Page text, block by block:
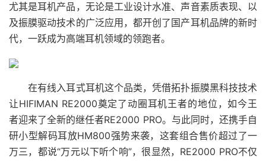
尤其是耳机产品，无论是工业设计水准、声音素质表现、以
及振膜驱动技术的广泛应用，都开创了国产耳机品牌的新时
代，一跃成为高端耳机领域的领跑者。
在有线入耳式耳机这个品类，凭借拓扑振膜黑科技技术
让HIFIMAN RE2000奠定了动圈耳机王者的地位，如今王
者迎来了全新的继任者RE2000 PRO。与此同时，还携手自
研小型解码耳放HM800强势来袭，这套组合售价超过了一
万三，都说“万元以下听个响”，很显然，RE2000 PRO不仅